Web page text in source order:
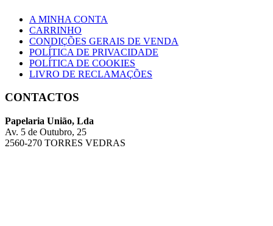
A MINHA CONTA
CARRINHO
CONDIÇÕES GERAIS DE VENDA
POLÍTICA DE PRIVACIDADE
POLÍTICA DE COOKIES
LIVRO DE RECLAMAÇÕES
CONTACTOS
Papelaria União, Lda
Av. 5 de Outubro, 25
2560-270 TORRES VEDRAS